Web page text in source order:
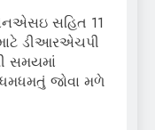
સહિત 11
ડીઆરએચપી
સમયમાં
ધમધમતું જોવા મળે